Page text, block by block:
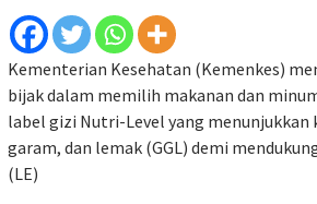
Kementerian Kesehatan (Kemenkes)
bijak dalam memilih makanan dan
label gizi Nutri-Level yang menunjukkan
garam, dan lemak (GGL) demi
(LE)